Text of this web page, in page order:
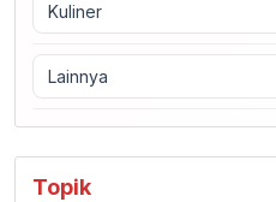
Kuliner
Lainnya
Topik